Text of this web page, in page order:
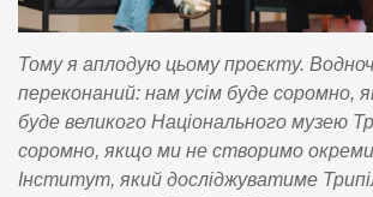
Тому я аплодую цьому проєкту.
переконаний: нам усім буде соромно,
буде великого Національного музею
соромно, якщо ми не створимо
Інститут, який досліджуватиме